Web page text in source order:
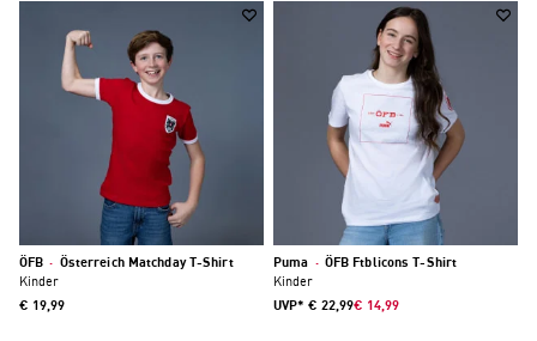
ÖFB · Österreich Matchday T-Shirt
Kinder
€ 19,99
Puma · ÖFB Ftblicons T-Shirt
Kinder
UVP* € 22,99€ 14,99